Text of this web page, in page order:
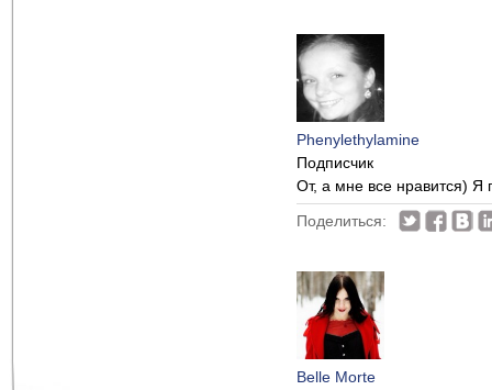
Phenylethylamine
Подписчик
От, а мне все нравится) Я
Поделиться:
Belle Morte